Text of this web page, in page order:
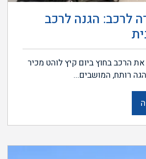
לרכב: הגנה לרכב
הרכב בחוץ ביום קיץ לוהט מכיר
רותח, המושבים...